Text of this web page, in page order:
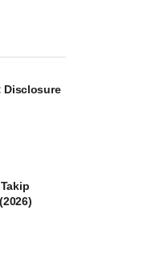
Disclosure